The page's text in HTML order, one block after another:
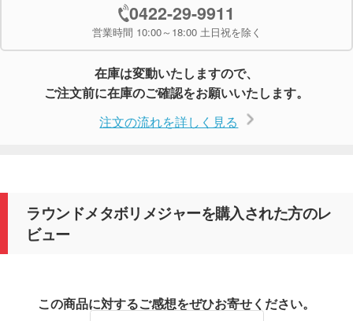
0422-29-9911
営業時間 10:00～18:00 土日祝を除く
在庫は変動いたしますので、
ご注文前に在庫のご確認をお願いいたします。
注文の流れを詳しく見る
ラウンドメタボリメジャーを購入された方のレ
ビュー
この商品に対するご感想をぜひお寄せください。